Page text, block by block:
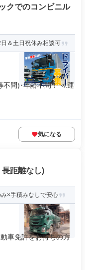
クでのコンビニル
＆土日祝休み相談可
不問)･年齢不問！ ≪運
気になる
距離なし)
×手積みなしで安心
車免許をお持ちの方